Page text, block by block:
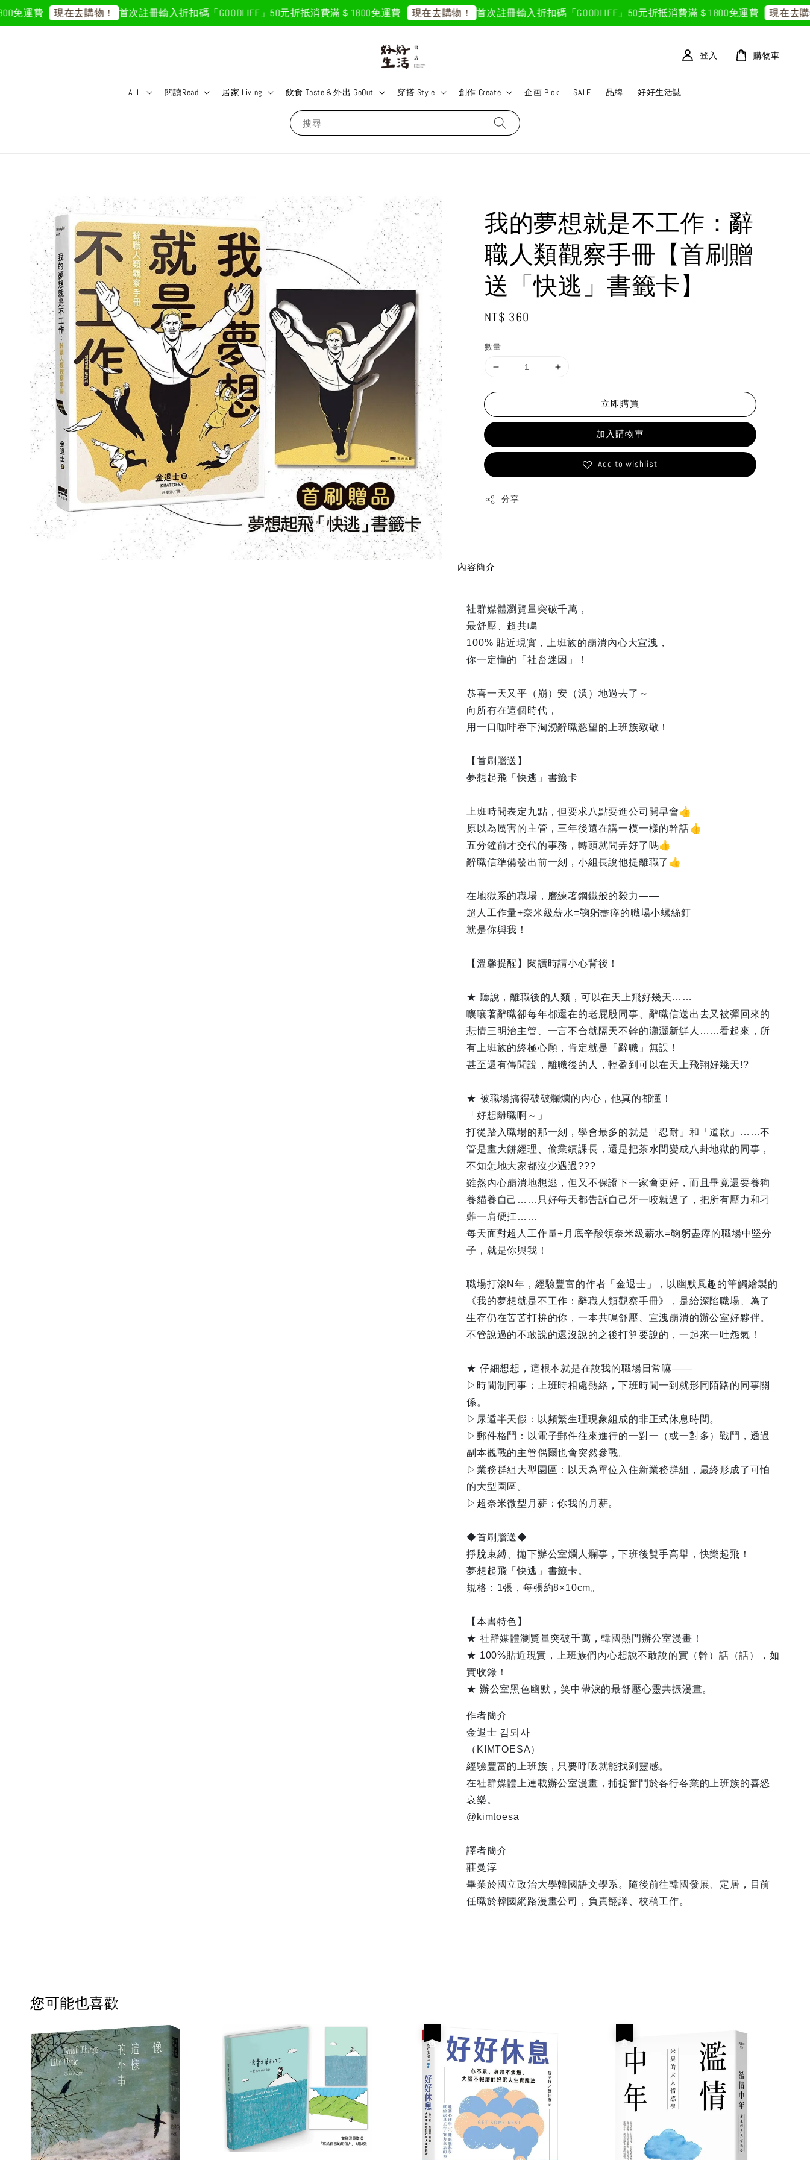
運費 現在去購物！ 首次註冊輸入折扣碼「GOODLIFE」50元折抵消費滿＄1800免運費 現在去購物！ 首次註冊輸入折扣碼「GOODLIFE」50元折抵消費滿＄1800免運費 現在去購物！
搜尋
ALL 閱讀Read 居家 Living 飲食 Taste＆外出 GoOut 穿搭 Style 創作 Create 企画 Pick SALE 品牌 好好生活誌
登入 購物車
我的夢想就是不工作：辭
職人類觀察手冊【首刷贈
送「快逃」書籤卡】
Regular
NT$ 360
數量
立即購買
加入購物車
Add to wishlist
分享
內容簡介
社群媒體瀏覽量突破千萬，
最舒壓、超共鳴
100% 貼近現實，上班族的崩潰內心大宣洩，
你一定懂的「社畜迷因」！
恭喜一天又平（崩）安（潰）地過去了～
向所有在這個時代，
用一口咖啡吞下洶湧辭職慾望的上班族致敬！
【首刷贈送】
夢想起飛「快逃」書籤卡
上班時間表定九點，但要求八點要進公司開早會👍
原以為厲害的主管，三年後還在講一模一樣的幹話👍
五分鐘前才交代的事務，轉頭就問弄好了嗎👍
辭職信準備發出前一刻，小組長說他提離職了👍
在地獄系的職場，磨練著鋼鐵般的毅力——
超人工作量+奈米級薪水=鞠躬盡瘁的職場小螺絲釘
就是你與我！
【溫馨提醒】閱讀時請小心背後！
★ 聽說，離職後的人類，可以在天上飛好幾天……
嚷嚷著辭職卻每年都還在的老屁股同事、辭職信送出去又被彈回來的
悲情三明治主管、一言不合就隔天不幹的瀟灑新鮮人……看起來，所
有上班族的終極心願，肯定就是「辭職」無誤！
甚至還有傳聞說，離職後的人，輕盈到可以在天上飛翔好幾天!?
★ 被職場搞得破破爛爛的內心，他真的都懂！
「好想離職啊～」
打從踏入職場的那一刻，學會最多的就是「忍耐」和「道歉」……不
管是畫大餅經理、偷業績課長，還是把茶水間變成八卦地獄的同事，
不知怎地大家都沒少遇過???
雖然內心崩潰地想逃，但又不保證下一家會更好，而且畢竟還要養狗
養貓養自己……只好每天都告訴自己牙一咬就過了，把所有壓力和刁
難一肩硬扛……
每天面對超人工作量+月底辛酸領奈米級薪水=鞠躬盡瘁的職場中堅分
子，就是你與我！
職場打滾N年，經驗豐富的作者「金退士」，以幽默風趣的筆觸繪製的
《我的夢想就是不工作：辭職人類觀察手冊》，是給深陷職場、為了
生存仍在苦苦打拚的你，一本共鳴舒壓、宣洩崩潰的辦公室好夥伴。
不管說過的不敢說的還沒說的之後打算要說的，一起來一吐怨氣！
★ 仔細想想，這根本就是在說我的職場日常嘛——
▷時間制同事：上班時相處熱絡，下班時間一到就形同陌路的同事關
係。
▷尿遁半天假：以頻繁生理現象組成的非正式休息時間。
▷郵件格鬥：以電子郵件往來進行的一對一（或一對多）戰鬥，透過
副本觀戰的主管偶爾也會突然參戰。
▷業務群組大型園區：以天為單位入住新業務群組，最終形成了可怕
的大型園區。
▷超奈米微型月薪：你我的月薪。
◆首刷贈送◆
掙脫束縛、拋下辦公室爛人爛事，下班後雙手高舉，快樂起飛！
夢想起飛「快逃」書籤卡。
規格：1張，每張約8×10cm。
【本書特色】
★ 社群媒體瀏覽量突破千萬，韓國熱門辦公室漫畫！
★ 100%貼近現實，上班族們內心想說不敢說的實（幹）話（話），如
實收錄！
★ 辦公室黑色幽默，笑中帶淚的最舒壓心靈共振漫畫。
作者簡介
金退士 김퇴사
（KIMTOESA）
經驗豐富的上班族，只要呼吸就能找到靈感。
在社群媒體上連載辦公室漫畫，捕捉奮鬥於各行各業的上班族的喜怒
哀樂。
@kimtoesa
譯者簡介
莊曼淳
畢業於國立政治大學韓國語文學系。隨後前往韓國發展、定居，目前
任職於韓國網路漫畫公司，負責翻譯、校稿工作。
您可能也喜歡